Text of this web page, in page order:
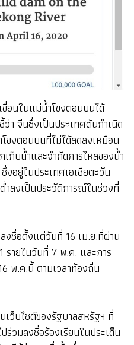
อนในแม่น้ำโขงตอนบนได้
า จีนซึ่งเป็นประเทศต้นกำเนิด
ขงตอนบนที่ไม่ได้ลดลงเหมือน
ก็บน้ำและจำกัดการไหลของน้ำ
อยู่ในประเทศเอเชียตะวัน
ำลงเป็นประวัติการณ์ในช่วงที่
งชื่อตั้งแต่วันที่ 16 เม.ย.ที่ผ่าน
รายในวันที่ 7 พ.ค. และการ
พ.ค.นี้ ตามเวลาท้องถิ่น
ว็บไซต์ของรัฐบาลสหรัฐฯ ที่
ร่วมลงชื่อร้องเรียนในประเด็น